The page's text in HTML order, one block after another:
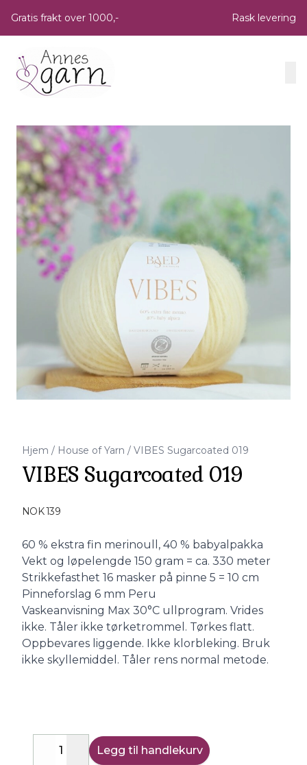
Gratis frakt over 1000,- Rask levering
Hjem / House of Yarn / VIBES Sugarcoated 019
VIBES Sugarcoated 019
NOK 139
Description
60 % ekstra fin merinoull, 40 % babyalpakka
Vekt og løpelengde 150 gram = ca. 330 meter
Strikkefasthet 16 masker på pinne 5 = 10 cm
Pinneforslag 6 mm Peru
Vaskeanvisning Max 30°C ullprogram. Vrides
ikke. Tåler ikke tørketrommel. Tørkes flatt.
Oppbevares liggende. Ikke klorbleking. Bruk
ikke skyllemiddel. Tåler rens normal metode.
DecreaseIncrease
Legg til handlekurv